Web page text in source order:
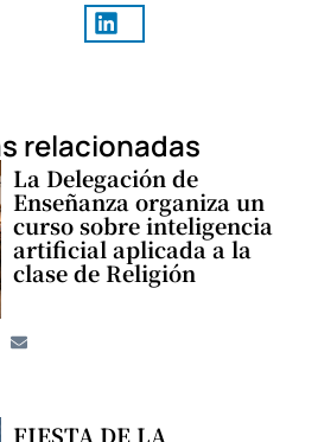
relacionadas
La Delegación de
Enseñanza organiza un
curso sobre inteligencia
artificial aplicada a la
clase de Religión
FIESTA DE LA